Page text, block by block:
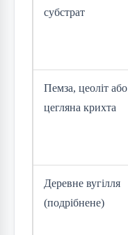
субстрат
Пемза, цеоліт або
цегляна крихта
Деревне вугілля
(подрібнене)